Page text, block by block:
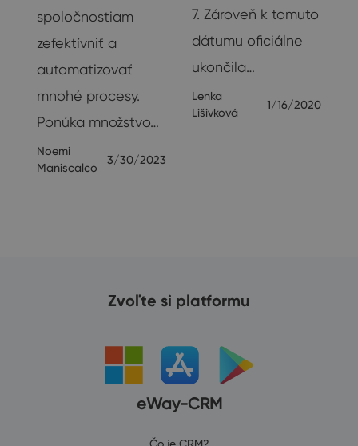
spoločnostiam
zefektívniť a
automatizovať
mnohé procesy.
Ponúka množstvo…
Noemi
Maniscalco
3/30/2023
7. Zároveň k tomuto
dátumu oficiálne
ukončila…
Lenka
Lišivková
1/16/2020
Zvoľte si platformu
eWay-CRM